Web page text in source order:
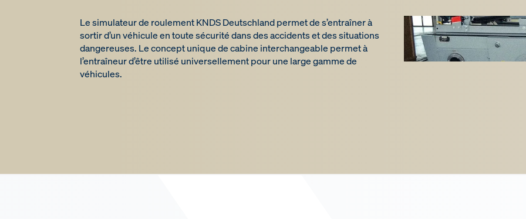
Le simulateur de roulement KNDS Deutschland permet de s’entraîner à
sortir d’un véhicule en toute sécurité dans des accidents et des situations
dangereuses. Le concept unique de cabine interchangeable permet à
l’entraîneur d’être utilisé universellement pour une large gamme de
véhicules.